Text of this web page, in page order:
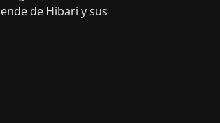
de Hibari y sus